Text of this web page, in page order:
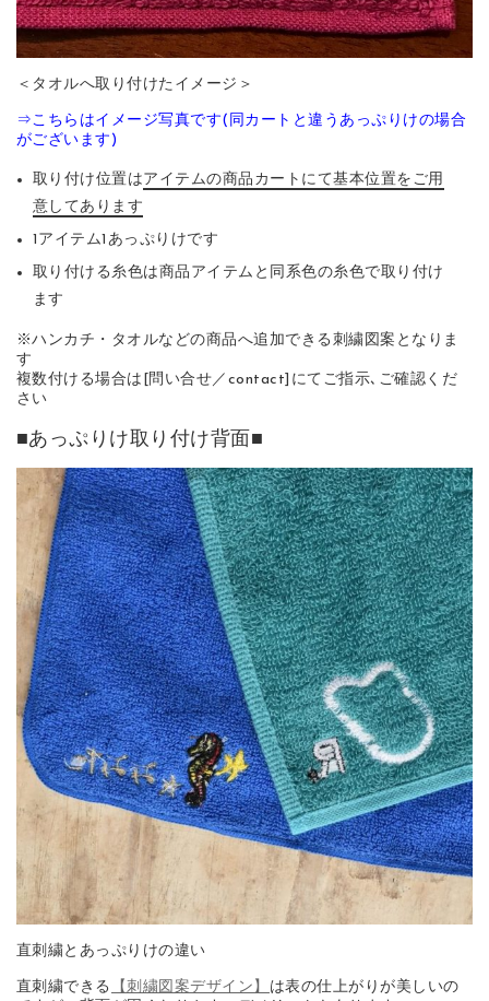
＜タオルへ取り付けたイメージ＞
⇒こちらはイメージ写真です(同カートと違うあっぷりけの場合
がございます)
取り付け位置はアイテムの商品カートにて基本位置をご用
意してあります
1アイテム1あっぷりけです
取り付ける糸色は商品アイテムと同系色の糸色で取り付け
ます
※ハンカチ・タオルなどの商品へ追加できる刺繍図案となりま
す
複数付ける場合は[問い合せ／contact]にてご指示､ご確認くだ
さい
■あっぷりけ取り付け背面■
直刺繍とあっぷりけの違い
直刺繍できる 【刺繍図案デザイン】 は表の仕上がりが美しいの